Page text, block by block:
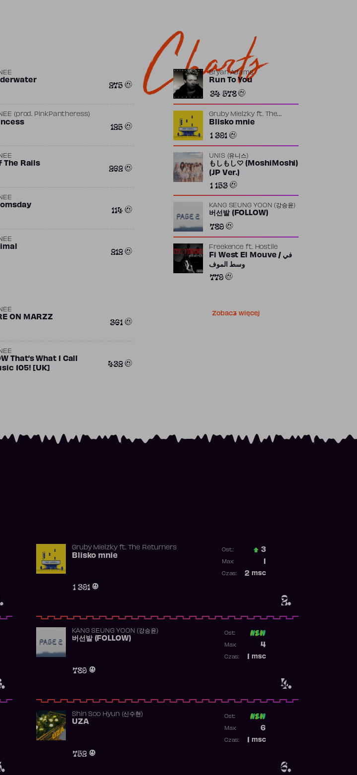
275
(prod. PinkPantheress)
125
The Rails 262
114
212
ON MARZZ 361
That’s What I Call
105! [UK]
432
Charts
Bryan Adams
Run To You
34 578
Gruby Mielzkyft.
The
Returners
Blisko mnie
1 391
UNIS (유니스)
もしもし♡ (MoshiMoshi)
(JP Ver.)
1 153
KANG SEUNG YOON (강승윤)
버선발 (FOLLOW)
789
Freekence ft. Hostile
Fi West El Mouve / في
وسط الموف
779
Zobacz więcej
2.
Gruby Mielzkyft. The Returners
Blisko mnie
1 391
Ost.: 3
Max:
2 msc
Czas:
4.
KANG SEUNG YOON (강승윤)
버선발 (FOLLOW)
789
Ost:
4
Max:
msc
Czas:
6.
Shin Soo Hyun (신수현)
UZA
752
Ost:
6
Max:
msc
Czas: